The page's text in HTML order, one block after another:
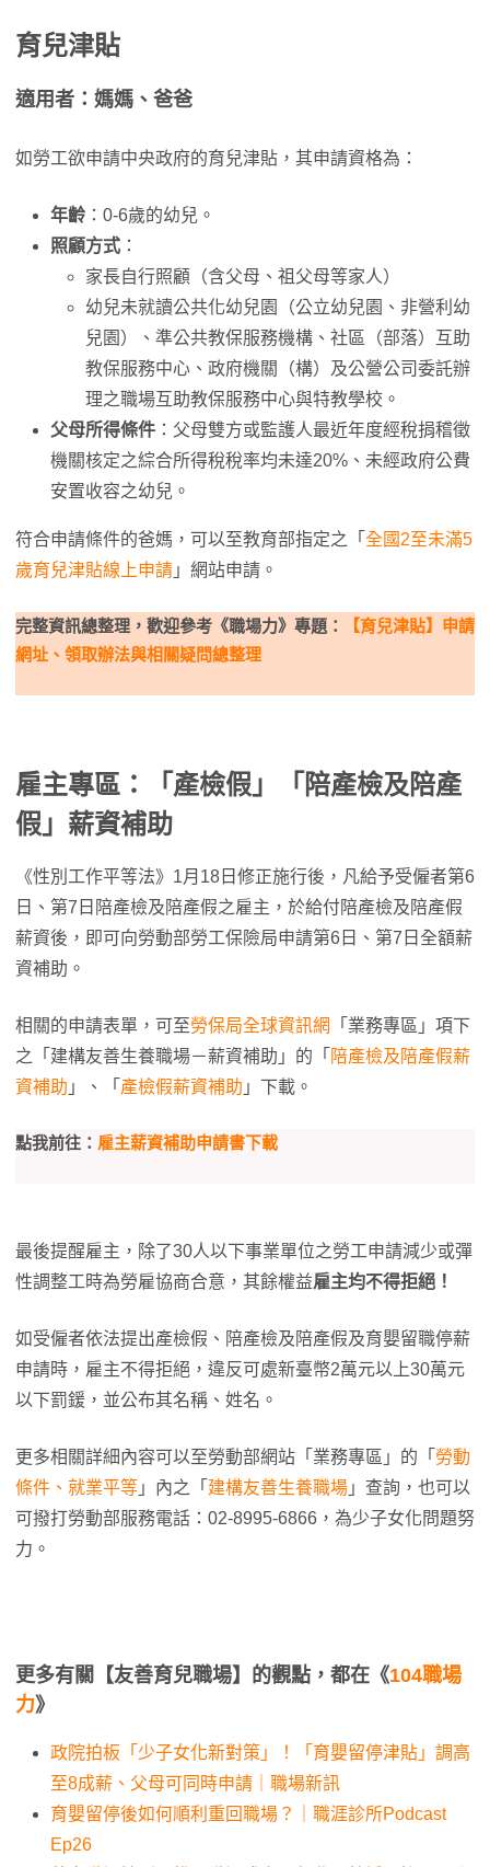
育兒津貼
適用者：媽媽、爸爸
如勞工欲申請中央政府的育兒津貼，其申請資格為：
年齡 ：0-6歲的幼兒。
照顧方式 ：
家長自行照顧（含父母、祖父母等家人）
幼兒未就讀公共化幼兒園（公立幼兒園、非營利幼
兒園）、準公共教保服務機構、社區（部落）互助
教保服務中心、政府機關（構）及公營公司委託辦
理之職場互助教保服務中心與特教學校。
父母所得條件 ：父母雙方或監護人最近年度經稅捐稽徵
機關核定之綜合所得稅稅率均未達20%、未經政府公費
安置收容之幼兒。
符合申請條件的爸媽，可以至教育部指定之「 全國2至未滿5
歲育兒津貼線上申請 」網站申請。
完整資訊總整理，歡迎參考《職場力》專題：
【育兒津貼】申請
網址、領取辦法與相關疑問總整理
雇主專區：「產檢假」「陪產檢及陪產
假」薪資補助
《性別工作平等法》1月18日修正施行後，凡給予受僱者第6
日、第7日陪產檢及陪產假之雇主，於給付陪產檢及陪產假
薪資後，即可向勞動部勞工保險局申請第6日、第7日全額薪
資補助。
相關的申請表單，可至勞保局全球資訊網
「業務專區」項下
之「建構友善生養職場－薪資補助」的「 陪產檢及陪產假薪
資補助 」、「 產檢假薪資補助 」下載。
點我前往： 雇主薪資補助申請書下載
最後提醒雇主，除了30人以下事業單位之勞工申請減少或彈
性調整工時為勞雇協商合意，其餘權益雇主均不得拒絕！
如受僱者依法提出產檢假、陪產檢及陪產假及育嬰留職停薪
申請時，雇主不得拒絕，違反可處新臺幣2萬元以上30萬元
以下罰鍰，並公布其名稱、姓名。
更多相關詳細內容可以至勞動部網站「業務專區」的「 勞動
條件、就業平等 」內之「 建構友善生養職場 」查詢，也可以
可撥打勞動部服務電話：02-8995-6866，為少子女化問題努
力。
更多有關【友善育兒職場】的觀點，都在《104職場
力》
政院拍板「少子女化新對策」！「育嬰留停津貼」調高
至8成薪、父母可同時申請｜職場新訊
育嬰留停後如何順利重回職場？｜職涯診所Podcast
Ep26